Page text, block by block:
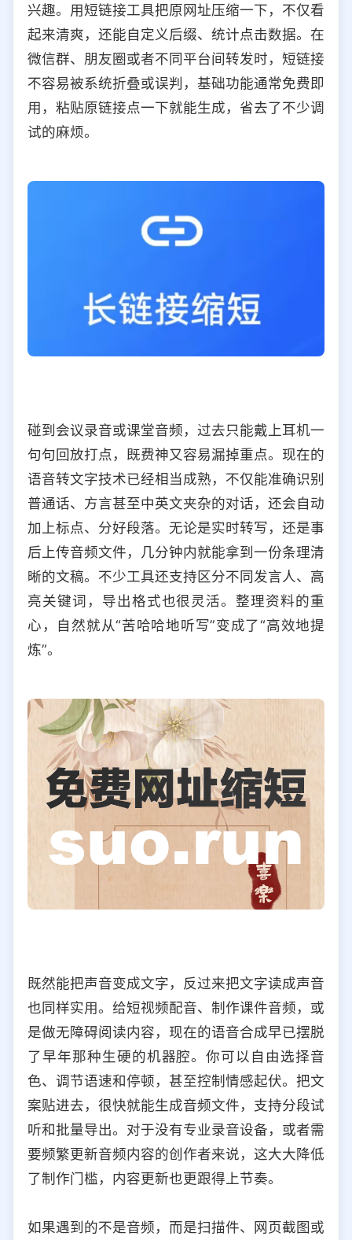
兴趣。用短链接工具把原网址压缩一下，不仅看
起来清爽，还能自定义后缀、统计点击数据。在
微信群、朋友圈或者不同平台间转发时，短链接
不容易被系统折叠或误判，基础功能通常免费即
用，粘贴原链接点一下就能生成，省去了不少调
试的麻烦。
碰到会议录音或课堂音频，过去只能戴上耳机一
句句回放打点，既费神又容易漏掉重点。现在的
语音转文字技术已经相当成熟，不仅能准确识别
普通话、方言甚至中英文夹杂的对话，还会自动
加上标点、分好段落。无论是实时转写，还是事
后上传音频文件，几分钟内就能拿到一份条理清
晰的文稿。不少工具还支持区分不同发言人、高
亮关键词，导出格式也很灵活。整理资料的重
心，自然就从“苦哈哈地听写”变成了“高效地提
炼”。
既然能把声音变成文字，反过来把文字读成声音
也同样实用。给短视频配音、制作课件音频，或
是做无障碍阅读内容，现在的语音合成早已摆脱
了早年那种生硬的机器腔。你可以自由选择音
色、调节语速和停顿，甚至控制情感起伏。把文
案贴进去，很快就能生成音频文件，支持分段试
听和批量导出。对于没有专业录音设备，或者需
要频繁更新音频内容的创作者来说，这大大降低
了制作门槛，内容更新也更跟得上节奏。
如果遇到的不是音频，而是扫描件、网页截图或